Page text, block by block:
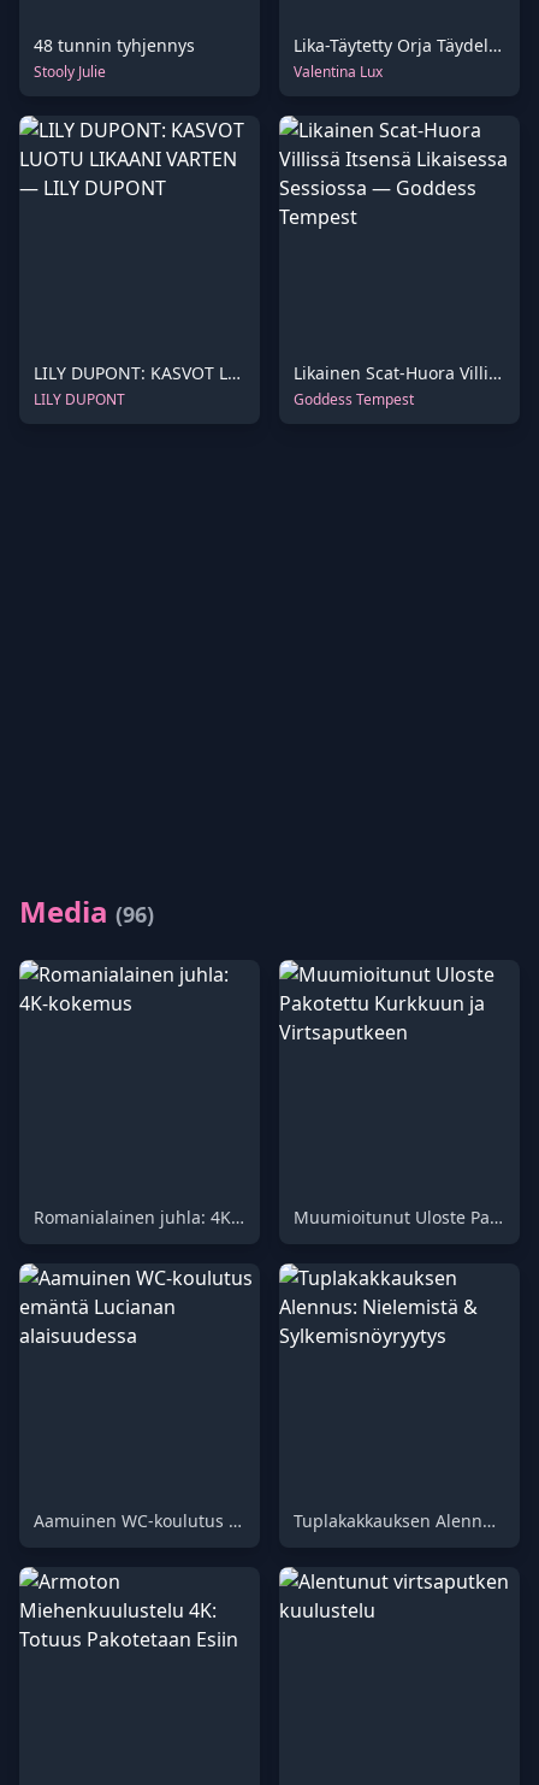
48 tunnin tyhjennys
Stooly Julie
Lika-Täytetty Orja Täydellisessä Tuhossa
Valentina Lux
LILY DUPONT: KASVOT LUOTU LIKAANI VARTEN
LILY DUPONT
Likainen Scat-Huora Villissä Itsensä Likaisessa Sessiossa
Goddess Tempest
Media (96)
Romanialainen juhla: 4K-kokemus Muumioitunut Uloste Pakotettu Kurkkuun ja Virtsaputkeen
Aamuinen WC-koulutus emäntä Lucianan alaisuudessa Tuplakakkauksen Alennus: Nielemistä & Sylkemisnöyryytys